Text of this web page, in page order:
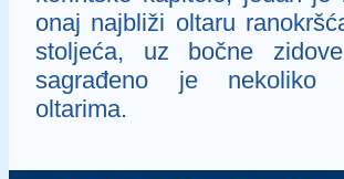
onaj najbliži oltaru
stoljeća, uz bočne
sagrađeno je nekoliko
oltarima.